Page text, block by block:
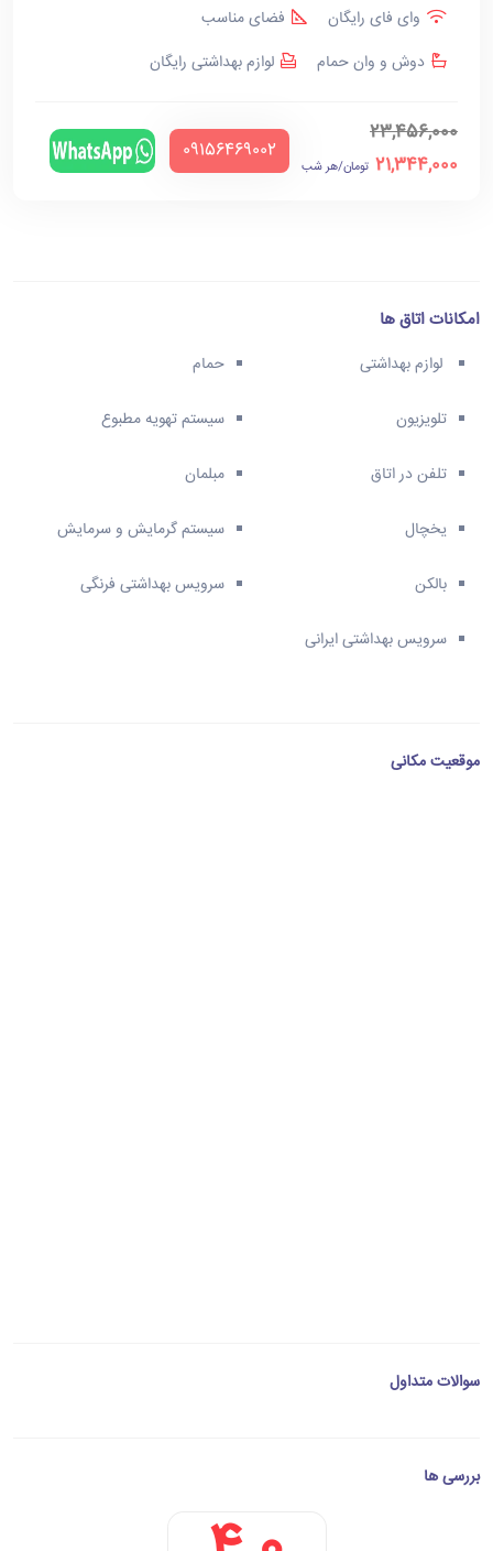
وای فای رایگان
فضای مناسب
دوش و وان حمام
لوازم بهداشتی رایگان
23,456,000
21,344,000 تومان/هر شب
‪09156469002‬
امکانات اتاق ها
لوازم بهداشتی حمام
تلویزیون سیستم تهویه مطبوع
تلفن در اتاق مبلمان
یخچال سیستم گرمایش و سرمایش
بالکن سرویس بهداشتی فرنگی
سرویس بهداشتی ایرانی
موقعیت مکانی
سوالات متداول
بررسی ها